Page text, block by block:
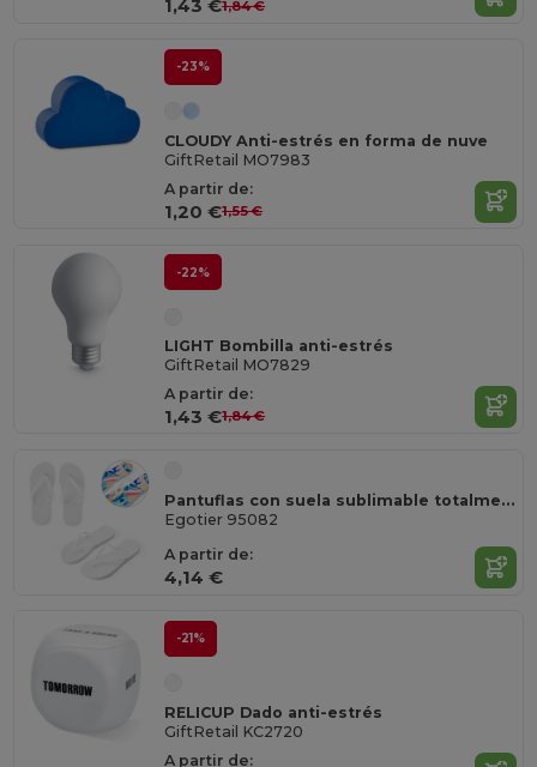
1,43 €1,84 €
-23%
CLOUDY Anti-estrés en forma de nuve
GiftRetail MO7983
A partir de:
1,20 €1,55 €
-22%
LIGHT Bombilla anti-estrés
GiftRetail MO7829
A partir de:
1,43 €1,84 €
Pantuflas con suela sublimable totalmente personalizables
Egotier 95082
A partir de:
4,14 €
-21%
RELICUP Dado anti-estrés
GiftRetail KC2720
A partir de: